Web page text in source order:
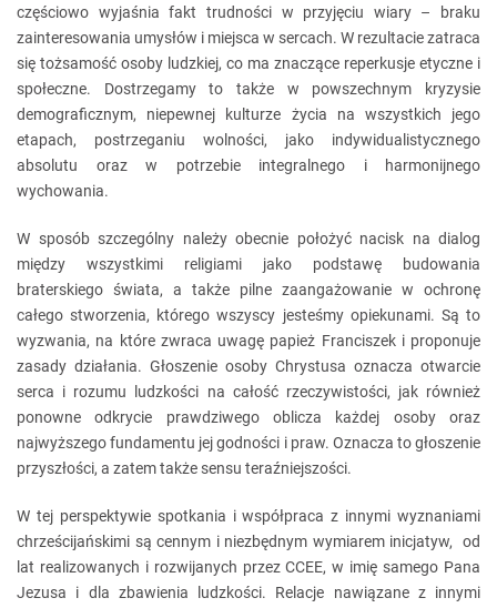
częściowo wyjaśnia fakt trudności w przyjęciu wiary – braku
zainteresowania umysłów i miejsca w sercach. W rezultacie zatraca
się tożsamość osoby ludzkiej, co ma znaczące reperkusje etyczne i
społeczne. Dostrzegamy to także w powszechnym kryzysie
demograficznym, niepewnej kulturze życia na wszystkich jego
etapach, postrzeganiu wolności, jako indywidualistycznego
absolutu oraz w potrzebie integralnego i harmonijnego
wychowania.
W sposób szczególny należy obecnie położyć nacisk na dialog
między wszystkimi religiami jako podstawę budowania
braterskiego świata, a także pilne zaangażowanie w ochronę
całego stworzenia, którego wszyscy jesteśmy opiekunami. Są to
wyzwania, na które zwraca uwagę papież Franciszek i proponuje
zasady działania. Głoszenie osoby Chrystusa oznacza otwarcie
serca i rozumu ludzkości na całość rzeczywistości, jak również
ponowne odkrycie prawdziwego oblicza każdej osoby oraz
najwyższego fundamentu jej godności i praw. Oznacza to głoszenie
przyszłości, a zatem także sensu teraźniejszości.
W tej perspektywie spotkania i współpraca z innymi wyznaniami
chrześcijańskimi są cennym i niezbędnym wymiarem inicjatyw, od
lat realizowanych i rozwijanych przez CCEE, w imię samego Pana
Jezusa i dla zbawienia ludzkości. Relacje nawiązane z innymi